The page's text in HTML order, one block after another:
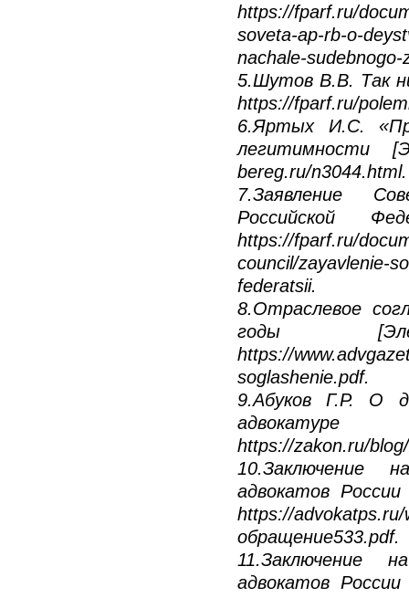
https://fparf.ru/
soveta-ap-rb-o-
nachale-sudebnogo-
5.Шутов В.В. Так
https://fparf.ru/
6.Яртых И.С.
легитимности
bereg.ru/n3044.html.
7.Заявление
Российской
https://fparf.ru/
council/zayavlenie-
federatsii.
8.Отраслевое
годы
https://
soglashenie.pdf.
9.Абуков Г.Р. О
https://zakon.ru/
10.Заключение
адвокатов
https://
обращение533.pdf.
11.Заключение
адвокатов